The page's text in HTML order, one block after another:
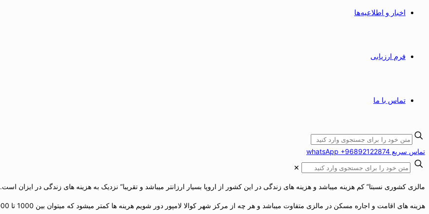
اخبار و اطلاعیه‌ها
فرم ارزیابی
تماس با ما
تماس سریع whatsApp +96892122874
✕
مالزی کشوری نسبتا” کم هزینه میباشد و هزینه های زندگی در این کشور از اروپا بسیار ارزانتر میباشد و تقریبا” نزدیک به هزینه های زندگی در ایزان است.
هزینه های اقامت و اجاره مسکن در مالزی متفاوت میباشد و هر چه از مرکز شهر کوالا لامپور دور شویم هرینه ها کمتر میشود که میتوان بین 1000 تا 4000 رینگیت مسکن اجاره نمود.